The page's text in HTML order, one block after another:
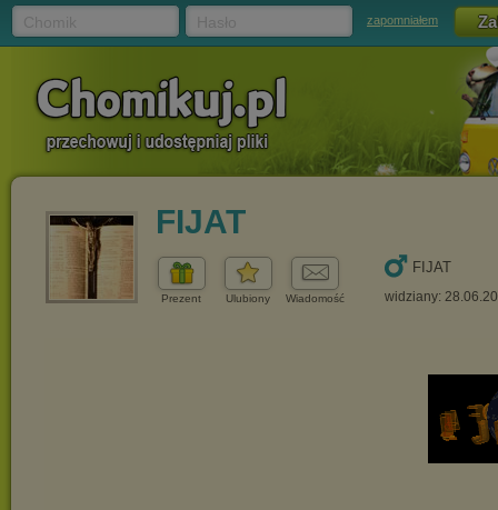
zapomniałem
FIJAT
Prezent Ulubiony Wiadomość
FIJAT
widziany: